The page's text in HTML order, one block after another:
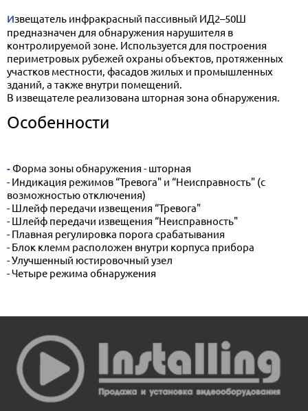
Извещатель инфракрасный пассивный ИД2–50Ш
предназначен для обнаружения нарушителя в
контролируемой зоне. Используется для построения
периметровых рубежей охраны объектов, протяженных
участков местности, фасадов жилых и промышленных
зданий, а также внутри помещений.
В извещателе реализована шторная зона обнаружения.
Особенности
- Форма зоны обнаружения - шторная
- Индикация режимов “Тревога" и “Неисправность" (с
возможностью отключения)
- Шлейф передачи извещения “Тревога"
- Шлейф передачи извещения “Неисправность"
- Плавная регулировка порога срабатывания
- Блок клемм расположен внутри корпуса прибора
- Улучшенный юстировочный узел
- Четыре режима обнаружения